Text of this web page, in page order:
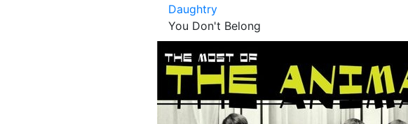
Daughtry
You Don't Belong